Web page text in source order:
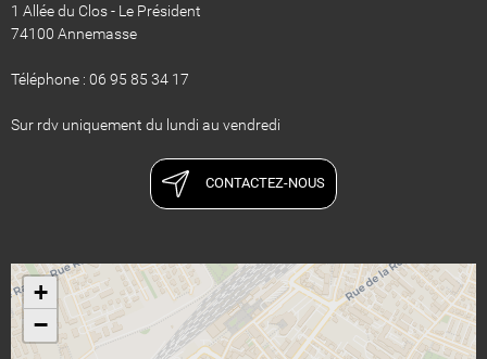
1 Allée du Clos - Le Président
74100 Annemasse
Téléphone : 06 95 85 34 17
Sur rdv uniquement du lundi au vendredi
CONTACTEZ-NOUS
+
−